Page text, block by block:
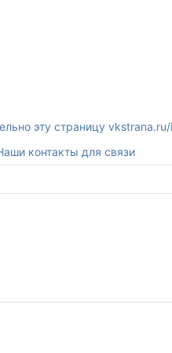
эту страницу
контакты для связи